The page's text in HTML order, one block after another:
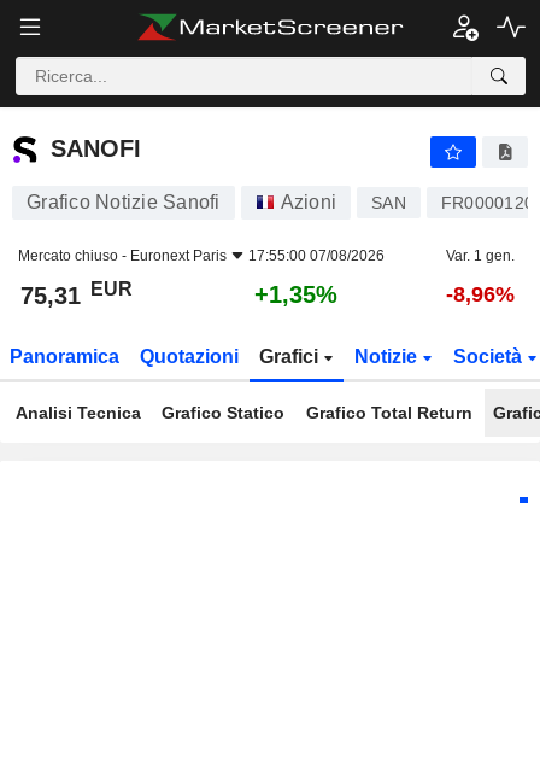
SANOFI
SANOFI
Grafico Notizie Sanofi Azioni SAN
Mercato chiuso - Euronext Paris 17:55:00 07/08/2026 Var. 1 gen.
75,31 EUR +1,35% -8,96%
Panoramica Quotazioni Grafici Notizie Società
Analisi Tecnica Grafico Statico Grafico Total Return